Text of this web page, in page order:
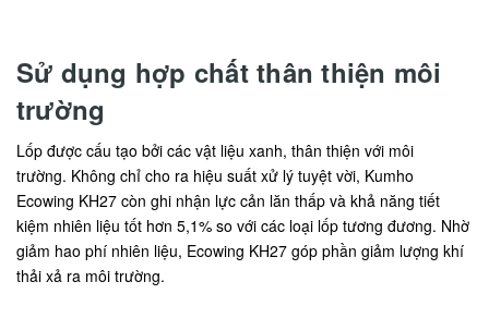
Sử dụng hợp chất thân thiện môi
trường
Lốp được cấu tạo bởi các vật liệu xanh, thân thiện với môi
trường. Không chỉ cho ra hiệu suất xử lý tuyệt vời, Kumho
Ecowing KH27 còn ghi nhận lực cản lăn thấp và khả năng tiết
kiệm nhiên liệu tốt hơn 5,1% so với các loại lốp tương đương. Nhờ
giảm hao phí nhiên liệu, Ecowing KH27 góp phần giảm lượng khí
thải xả ra môi trường.